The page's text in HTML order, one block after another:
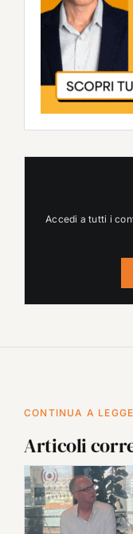
Accedi a tutti i
CONTINUA A
Articoli